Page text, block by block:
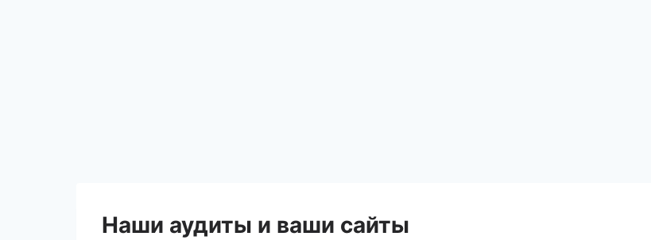
Наши аудиты и ваши сайты